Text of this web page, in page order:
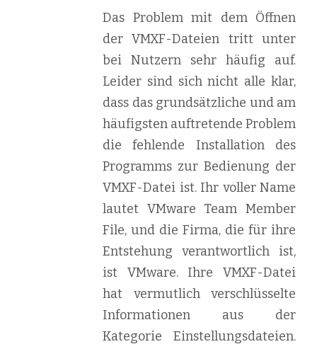
Das Problem mit dem Öffnen
der VMXF-Dateien tritt unter
bei Nutzern sehr häufig auf.
Leider sind sich nicht alle klar,
dass das grundsätzliche und am
häufigsten auftretende Problem
die fehlende Installation des
Programms zur Bedienung der
VMXF-Datei ist. Ihr voller Name
lautet VMware Team Member
File, und die Firma, die für ihre
Entstehung verantwortlich ist,
ist VMware. Ihre VMXF-Datei
hat vermutlich verschlüsselte
Informationen aus der
Kategorie Einstellungsdateien.